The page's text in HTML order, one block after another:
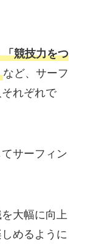
競技力をつ
など、サーフ
れぞれで
サーフィン
大幅に向上
めるように